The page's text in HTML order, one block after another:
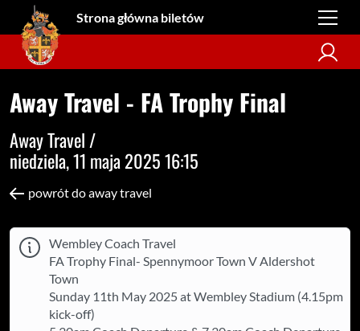
Strona główna biletów
Away Travel - FA Trophy Final
Away Travel /
niedziela, 11 maja 2025 16:15
powrót do away travel
Wembley Coach Travel
FA Trophy Final- Spennymoor Town V Aldershot
Town
Sunday 11th May 2025 at Wembley Stadium (4.15pm
kick-off)